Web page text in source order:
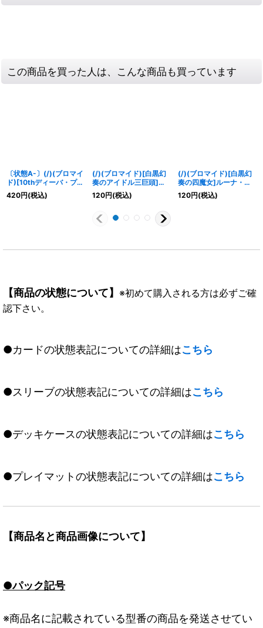
この商品を買った人は、こんな商品も買っています
〔状態A-〕(/)(ブロマイ
ド)[10thディーバ・プリ
マ]バンリ・ゼル【-】
{D05-23}《》
420円(税込)
(/)(ブロマイド)[白黒幻
奏のアイドル三巨頭]ク
インステル・メドゥーク
【-】{D01-09}《》
120円(税込)
(/)(ブロマイド)[白黒幻
奏の四魔女]ルーナ・ヴ
ァンディル【-】{D01-
15}《》
120円(税込)
【商品の状態について】 ※初めて購入される方は必ずご確
認下さい。
●カードの状態表記についての詳細はこちら
●スリーブの状態表記についての詳細はこちら
●デッキケースの状態表記についての詳細はこちら
●プレイマットの状態表記についての詳細はこちら
【商品名と商品画像について】
●パック記号
※商品名に記載されている型番の商品を発送させてい